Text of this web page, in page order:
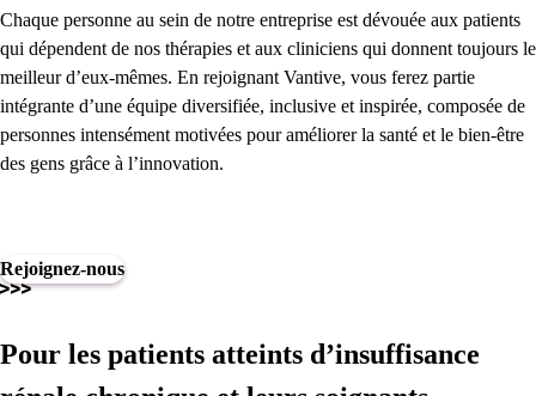
Chaque personne au sein de notre entreprise est dévouée aux patients
qui dépendent de nos thérapies et aux cliniciens qui donnent toujours le
meilleur d’eux-mêmes. En rejoignant Vantive, vous ferez partie
intégrante d’une équipe diversifiée, inclusive et inspirée, composée de
personnes intensément motivées pour améliorer la santé et le bien-être
des gens grâce à l’innovation.
Rejoignez-nous
Pour les patients atteints d’insuffisance